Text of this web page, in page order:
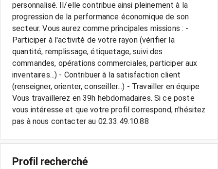
personnalisé. Il/elle contribue ainsi pleinement à la
progression de la performance économique de son
secteur. Vous aurez comme principales missions : -
Participer à l'activité de votre rayon (vérifier la
quantité, remplissage, étiquetage, suivi des
commandes, opérations commerciales, participer aux
inventaires...) - Contribuer à la satisfaction client
(renseigner, orienter, conseiller...) - Travailler en équipe
Vous travaillerez en 39h hebdomadaires. Si ce poste
vous intéresse et que votre profil correspond, n'hésitez
pas à nous contacter au 02.33.49.10.88
Profil recherché